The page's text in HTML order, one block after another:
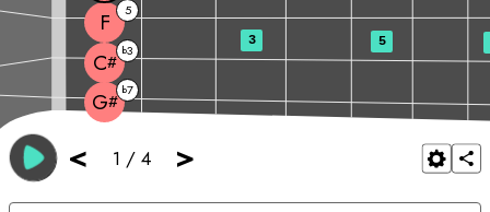
< 1 / 4 >
G#
b7
C#
b3
F 5
3 5